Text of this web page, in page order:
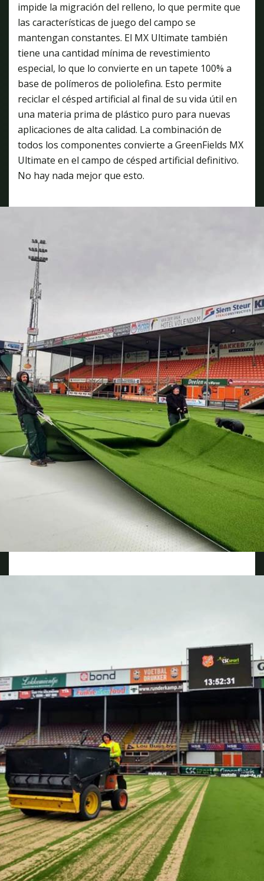
impide la migración del relleno, lo que permite que
las características de juego del campo se
mantengan constantes. El MX Ultimate también
tiene una cantidad mínima de revestimiento
especial, lo que lo convierte en un tapete 100% a
base de polímeros de poliolefina. Esto permite
reciclar el césped artificial al final de su vida útil en
una materia prima de plástico puro para nuevas
aplicaciones de alta calidad. La combinación de
todos los componentes convierte a GreenFields MX
Ultimate en el campo de césped artificial definitivo.
No hay nada mejor que esto.